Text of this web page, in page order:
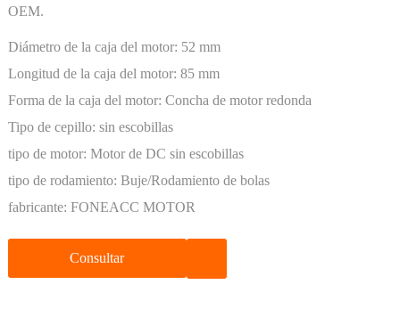
OEM.
Diámetro de la caja del motor: 52 mm
Longitud de la caja del motor: 85 mm
Forma de la caja del motor: Concha de motor redonda
Tipo de cepillo: sin escobillas
tipo de motor: Motor de DC sin escobillas
tipo de rodamiento: Buje/Rodamiento de bolas
fabricante: FONEACC MOTOR
Consultar